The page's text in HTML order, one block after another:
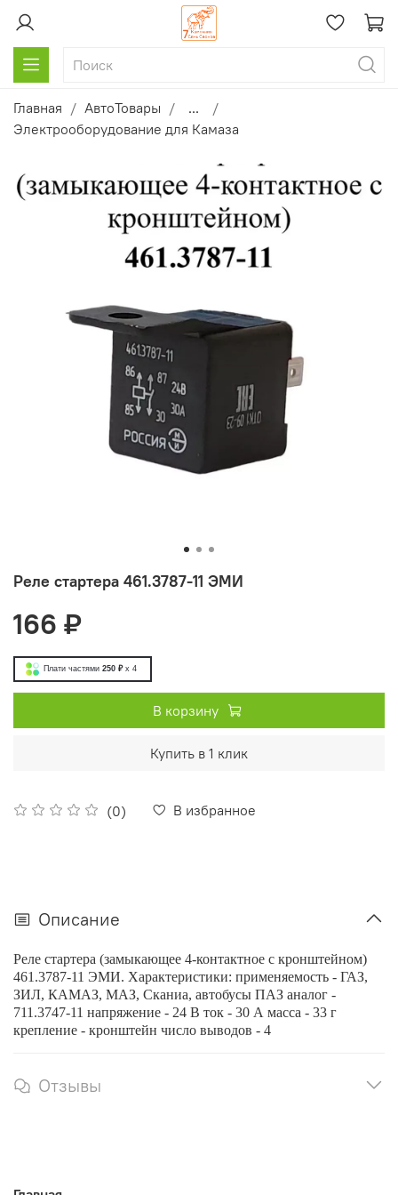
Главная АвтоТовары
...
Электрооборудование для Камаза
Реле стартера 461.3787-11 ЭМИ
(0) В избранное
166 ₽
Плати частями 250 ₽ x 4
В корзину
Купить в 1 клик
Описание
Реле стартера (замыкающее 4-контактное с кронштейном)
461.3787-11 ЭМИ. Характеристики: применяемость - ГАЗ,
ЗИЛ, КАМАЗ, МАЗ, Сканиа, автобусы ПАЗ аналог -
711.3747-11 напряжение - 24 В ток - 30 А масса - 33 г
крепление - кронштейн число выводов - 4
Отзывы